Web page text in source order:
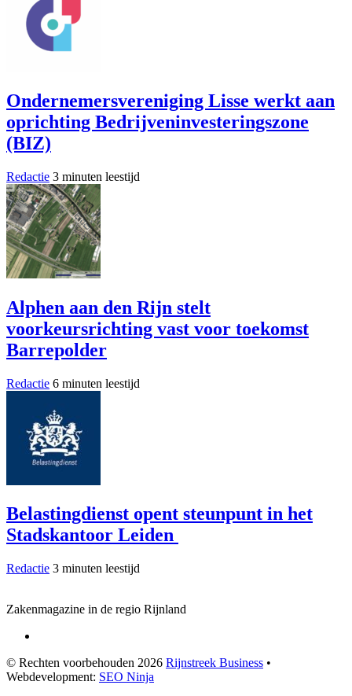
Ondernemersvereniging Lisse werkt aan
oprichting Bedrijveninvesteringszone
(BIZ)
Redactie 3 minuten leestijd
Alphen aan den Rijn stelt
voorkeursrichting vast voor toekomst
Barrepolder
Redactie 6 minuten leestijd
Belastingdienst opent steunpunt in het
Stadskantoor Leiden
Redactie 3 minuten leestijd
Zakenmagazine in de regio Rijnland
© Rechten voorbehouden 2026 Rijnstreek Business •
Webdevelopment: SEO Ninja